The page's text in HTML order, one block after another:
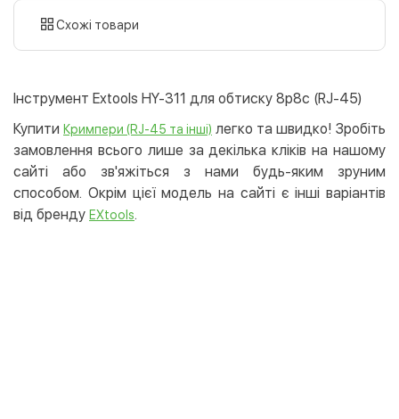
картою
LiqPay
Apple Pay
Google Pay
Безготівковий розрахунок
Оплата на карту юр.особи
Безкоштовно
Схожі товари
Інструмент Extools НY-311 для обтиску 8р8с (RJ-45)
Купити Кримпери (RJ-45 та інші) легко та швидко! Зробіть
замовлення всього лише за декілька кліків на нашому
сайті або зв'яжіться з нами будь-яким зруним
способом. Окрім цієї модель на сайті є інші варіантів
від бренду EXtools.